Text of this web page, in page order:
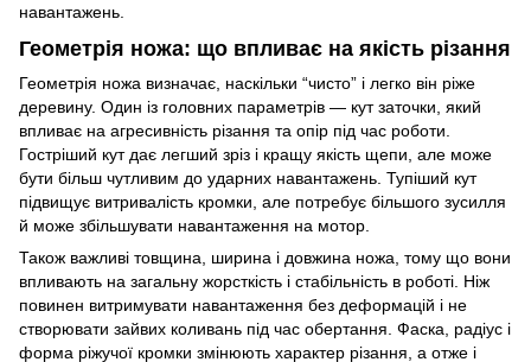
навантажень.
Геометрія ножа: що впливає на якість різання
Геометрія ножа визначає, наскільки “чисто” і легко він ріже
деревину. Один із головних параметрів — кут заточки, який
впливає на агресивність різання та опір під час роботи.
Гостріший кут дає легший зріз і кращу якість щепи, але може
бути більш чутливим до ударних навантажень. Тупіший кут
підвищує витривалість кромки, але потребує більшого зусилля
й може збільшувати навантаження на мотор.
Також важливі товщина, ширина і довжина ножа, тому що вони
впливають на загальну жорсткість і стабільність в роботі. Ніж
повинен витримувати навантаження без деформацій і не
створювати зайвих коливань під час обертання. Фаска, радіус і
форма ріжучої кромки змінюють характер різання, а отже і